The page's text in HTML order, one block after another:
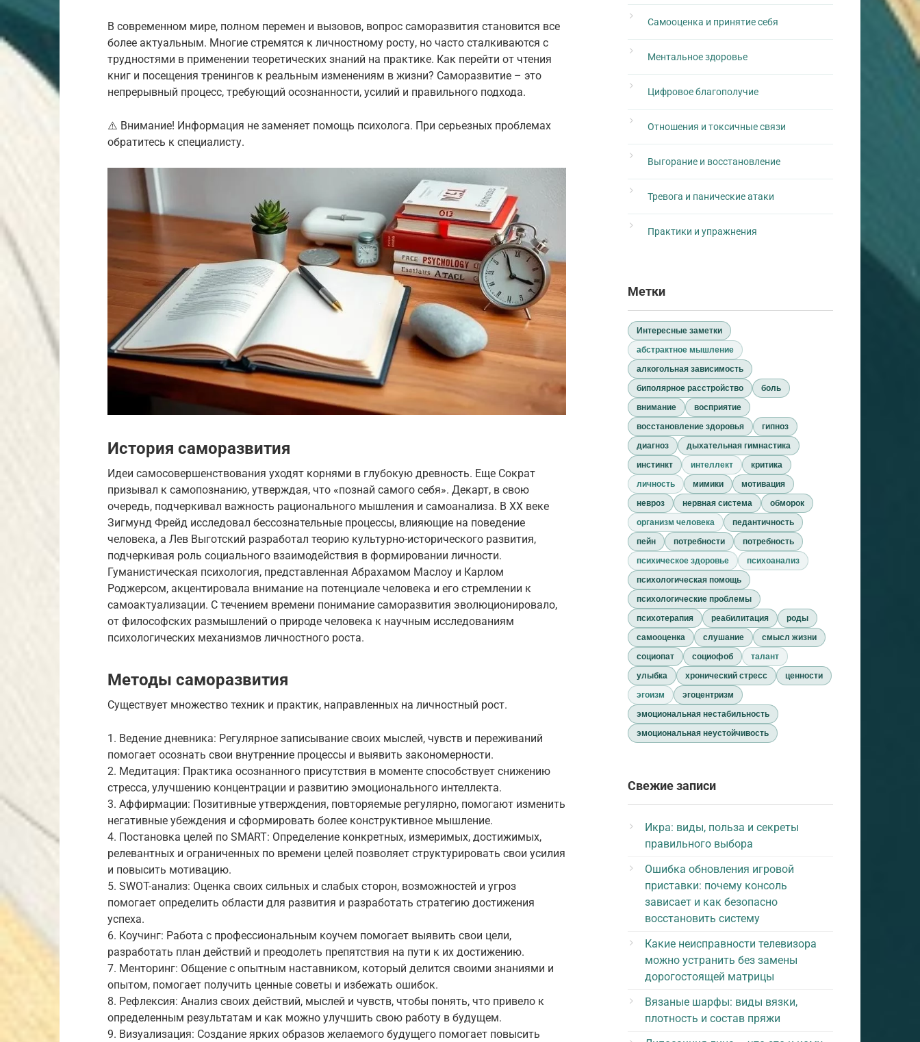
В современном мире, полном перемен и вызовов, вопрос саморазвития становится все
более актуальным. Многие стремятся к личностному росту, но часто сталкиваются с
трудностями в применении теоретических знаний на практике. Как перейти от чтения
книг и посещения тренингов к реальным изменениям в жизни? Саморазвитие – это
непрерывный процесс, требующий осознанности, усилий и правильного подхода.
⚠️ Внимание! Информация не заменяет помощь психолога. При серьезных проблемах
обратитесь к специалисту.
История саморазвития
Идеи самосовершенствования уходят корнями в глубокую древность. Еще Сократ
призывал к самопознанию, утверждая, что «познай самого себя». Декарт, в свою
очередь, подчеркивал важность рационального мышления и самоанализа. В XX веке
Зигмунд Фрейд исследовал бессознательные процессы, влияющие на поведение
человека, а Лев Выготский разработал теорию культурно-исторического развития,
подчеркивая роль социального взаимодействия в формировании личности.
Гуманистическая психология, представленная Абрахамом Маслоу и Карлом
Роджерсом, акцентировала внимание на потенциале человека и его стремлении к
самоактуализации. С течением времени понимание саморазвития эволюционировало,
от философских размышлений о природе человека к научным исследованиям
психологических механизмов личностного роста.
Методы саморазвития
Существует множество техник и практик, направленных на личностный рост.
1. Ведение дневника: Регулярное записывание своих мыслей, чувств и переживаний
помогает осознать свои внутренние процессы и выявить закономерности.
2. Медитация: Практика осознанного присутствия в моменте способствует снижению
стресса, улучшению концентрации и развитию эмоционального интеллекта.
3. Аффирмации: Позитивные утверждения, повторяемые регулярно, помогают изменить
негативные убеждения и сформировать более конструктивное мышление.
4. Постановка целей по SMART: Определение конкретных, измеримых, достижимых,
релевантных и ограниченных по времени целей позволяет структурировать свои усилия
и повысить мотивацию.
5. SWOT-анализ: Оценка своих сильных и слабых сторон, возможностей и угроз
помогает определить области для развития и разработать стратегию достижения
успеха.
6. Коучинг: Работа с профессиональным коучем помогает выявить свои цели,
разработать план действий и преодолеть препятствия на пути к их достижению.
7. Менторинг: Общение с опытным наставником, который делится своими знаниями и
опытом, помогает получить ценные советы и избежать ошибок.
8. Рефлексия: Анализ своих действий, мыслей и чувств, чтобы понять, что привело к
определенным результатам и как можно улучшить свою работу в будущем.
9. Визуализация: Создание ярких образов желаемого будущего помогает повысить
Самооценка и принятие себя
Ментальное здоровье
Цифровое благополучие
Отношения и токсичные связи
Выгорание и восстановление
Тревога и панические атаки
Практики и упражнения
Метки
Интересные заметки
абстрактное мышление
алкогольная зависимость
биполярное расстройство
боль
внимание
восприятие
восстановление здоровья
гипноз
диагноз
дыхательная гимнастика
инстинкт
интеллект
критика
личность
мимики
мотивация
невроз
нервная система
обморок
организм человека
педантичность
пейн
потребности
потребность
психическое здоровье
психоанализ
психологическая помощь
психологические проблемы
психотерапия
реабилитация
роды
самооценка
слушание
смысл жизни
социопат
социофоб
талант
улыбка
хронический стресс
ценности
эгоизм
эгоцентризм
эмоциональная нестабильность
эмоциональная неустойчивость
Свежие записи
Икра: виды, польза и секреты
правильного выбора
Ошибка обновления игровой
приставки: почему консоль
зависает и как безопасно
восстановить систему
Какие неисправности телевизора
можно устранить без замены
дорогостоящей матрицы
Вязаные шарфы: виды вязки,
плотность и состав пряжи